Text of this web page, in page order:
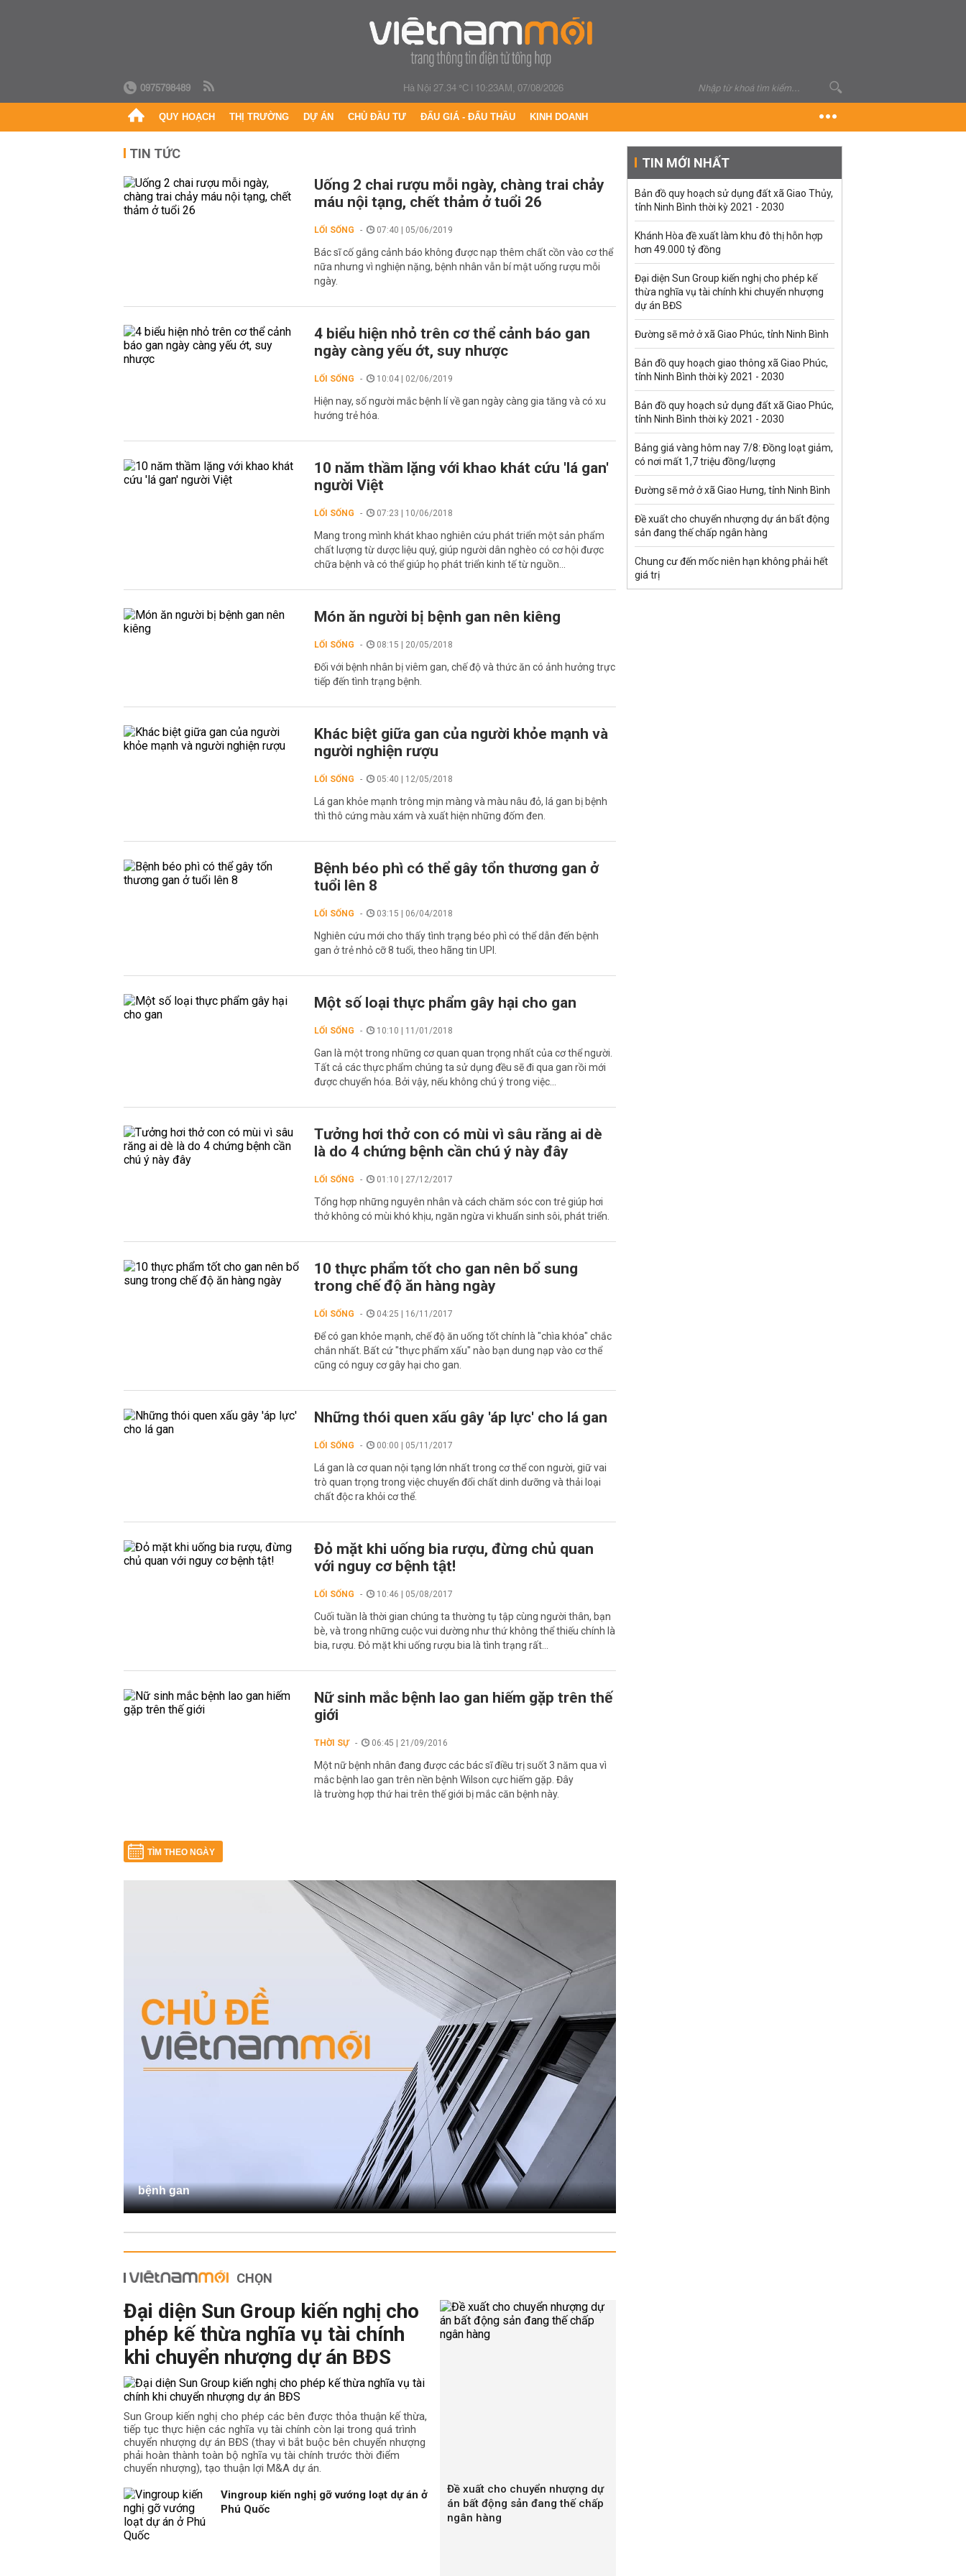
0975798489 Hà Nội 27.34 °C| 10:23AM, 07/08/2026
QUY HOẠCH THỊ TRƯỜNG DỰ ÁN CHỦ ĐẦU TƯ ĐẤU GIÁ - ĐẤU THẦU KINH DOANH
TIN TỨC
Uống 2 chai rượu mỗi ngày, chàng trai chảy
máu nội tạng, chết thảm ở tuổi 26
LỐI SỐNG 07:40 | 05/06/2019
Bác sĩ cố gắng cảnh báo không được nạp thêm chất cồn vào cơ thể
nữa nhưng vì nghiện nặng, bệnh nhân vẫn bí mật uống rượu mỗi
ngày.
4 biểu hiện nhỏ trên cơ thể cảnh báo gan
ngày càng yếu ớt, suy nhược
LỐI SỐNG 10:04 | 02/06/2019
Hiện nay, số người mắc bệnh lí về gan ngày càng gia tăng và có xu
hướng trẻ hóa.
10 năm thầm lặng với khao khát cứu 'lá gan'
người Việt
LỐI SỐNG 07:23 | 10/06/2018
Mang trong mình khát khao nghiên cứu phát triển một sản phẩm
chất lượng từ dược liệu quý, giúp người dân nghèo có cơ hội được
chữa bệnh và có thể giúp họ phát triển kinh tế từ nguồn...
Món ăn người bị bệnh gan nên kiêng
LỐI SỐNG 08:15 | 20/05/2018
Đối với bệnh nhân bị viêm gan, chế độ và thức ăn có ảnh hưởng trực
tiếp đến tình trạng bệnh.
Khác biệt giữa gan của người khỏe mạnh và
người nghiện rượu
LỐI SỐNG 05:40 | 12/05/2018
Lá gan khỏe mạnh trông mịn màng và màu nâu đỏ, lá gan bị bệnh
thì thô cứng màu xám và xuất hiện những đốm đen.
Bệnh béo phì có thể gây tổn thương gan ở
tuổi lên 8
LỐI SỐNG 03:15 | 06/04/2018
Nghiên cứu mới cho thấy tình trạng béo phì có thể dẫn đến bệnh
gan ở trẻ nhỏ cỡ 8 tuổi, theo hãng tin UPI.
Một số loại thực phẩm gây hại cho gan
LỐI SỐNG 10:10 | 11/01/2018
Gan là một trong những cơ quan quan trọng nhất của cơ thể người.
Tất cả các thực phẩm chúng ta sử dụng đều sẽ đi qua gan rồi mới
được chuyển hóa. Bởi vậy, nếu không chú ý trong việc...
Tưởng hơi thở con có mùi vì sâu răng ai dè
là do 4 chứng bệnh cần chú ý này đây
LỐI SỐNG 01:10 | 27/12/2017
Tổng hợp những nguyên nhân và cách chăm sóc con trẻ giúp hơi
thở không có mùi khó khịu, ngăn ngừa vi khuẩn sinh sôi, phát triển.
10 thực phẩm tốt cho gan nên bổ sung
trong chế độ ăn hàng ngày
LỐI SỐNG 04:25 | 16/11/2017
Để có gan khỏe mạnh, chế độ ăn uống tốt chính là "chìa khóa" chắc
chắn nhất. Bất cứ "thực phẩm xấu" nào bạn dung nạp vào cơ thể
cũng có nguy cơ gây hại cho gan.
Những thói quen xấu gây 'áp lực' cho lá gan
LỐI SỐNG 00:00 | 05/11/2017
Lá gan là cơ quan nội tạng lớn nhất trong cơ thể con người, giữ vai
trò quan trọng trong việc chuyển đổi chất dinh dưỡng và thải loại
chất độc ra khỏi cơ thể.
Đỏ mặt khi uống bia rượu, đừng chủ quan
với nguy cơ bệnh tật!
LỐI SỐNG 10:46 | 05/08/2017
Cuối tuần là thời gian chúng ta thường tụ tập cùng người thân, bạn
bè, và trong những cuộc vui dường như thứ không thể thiếu chính là
bia, rượu. Đỏ mặt khi uống rượu bia là tình trạng rất...
Nữ sinh mắc bệnh lao gan hiếm gặp trên thế
giới
THỜI SỰ 06:45 | 21/09/2016
Một nữ bệnh nhân đang được các bác sĩ điều trị suốt 3 năm qua vì
mắc bệnh lao gan trên nền bệnh Wilson cực hiếm gặp. Đây
là trường hợp thứ hai trên thế giới bị mắc căn bệnh này.
TÌM THEO NGÀY
bệnh gan
CHỌN
Đại diện Sun Group kiến nghị cho
phép kế thừa nghĩa vụ tài chính
khi chuyển nhượng dự án BĐS
Sun Group kiến nghị cho phép các bên được thỏa thuận kế thừa,
tiếp tục thực hiện các nghĩa vụ tài chính còn lại trong quá trình
chuyển nhượng dự án BĐS (thay vì bắt buộc bên chuyển nhượng
phải hoàn thành toàn bộ nghĩa vụ tài chính trước thời điểm
chuyển nhượng), tạo thuận lợi M&A dự án.
Vingroup kiến nghị gỡ vướng loạt dự án ở
Phú Quốc
Đề xuất cho chuyển nhượng dự
án bất động sản đang thế chấp
ngân hàng
TIN MỚI NHẤT
Bản đồ quy hoạch sử dụng đất xã Giao Thủy,
tỉnh Ninh Bình thời kỳ 2021 - 2030
Khánh Hòa đề xuất làm khu đô thị hỗn hợp
hơn 49.000 tỷ đồng
Đại diện Sun Group kiến nghị cho phép kế
thừa nghĩa vụ tài chính khi chuyển nhượng
dự án BĐS
Đường sẽ mở ở xã Giao Phúc, tỉnh Ninh Bình
Bản đồ quy hoạch giao thông xã Giao Phúc,
tỉnh Ninh Bình thời kỳ 2021 - 2030
Bản đồ quy hoạch sử dụng đất xã Giao Phúc,
tỉnh Ninh Bình thời kỳ 2021 - 2030
Bảng giá vàng hôm nay 7/8: Đồng loạt giảm,
có nơi mất 1,7 triệu đồng/lượng
Đường sẽ mở ở xã Giao Hưng, tỉnh Ninh Bình
Đề xuất cho chuyển nhượng dự án bất động
sản đang thế chấp ngân hàng
Chung cư đến mốc niên hạn không phải hết
giá trị